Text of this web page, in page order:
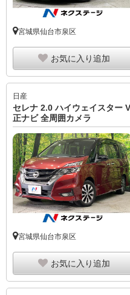
宮城県仙台市泉区
お気に入り追加
日産
セレナ 2.0 ハイウェイスター
正ナビ 全周囲カメラ
宮城県仙台市泉区
お気に入り追加